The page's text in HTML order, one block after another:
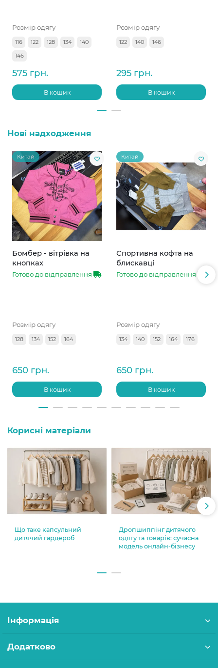
Розмір одягу
116 122 128 134
140
146
575 грн.
В кошик
Розмір одягу
122 140 146
295 грн.
В кошик
Нові надходження
Китай
Бомбер - вітрівка на
кнопках
Готово до відправлення
Розмір одягу
128 134 152 164
650 грн.
В кошик
Китай
Спортивна кофта на
блискавці
Готово до відправлення
Розмір одягу
134 140 152 164 176
650 грн.
В кошик
Корисні матеріали
Що таке капсульний
дитячий гардероб
Дропшиппінг дитячого
одягу та товарів: сучасна
модель онлайн-бізнесу
Інформація
Додатково